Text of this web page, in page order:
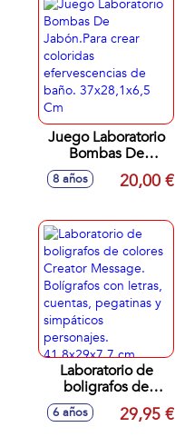
Juego Laboratorio
Bombas De
Jabón.Para crear
coloridas
baño. 37x28,1x6,5
Cm
8 años 20,00 €
Laboratorio de
boligrafos de
colores Creator
Message.
6 años 29,95 €